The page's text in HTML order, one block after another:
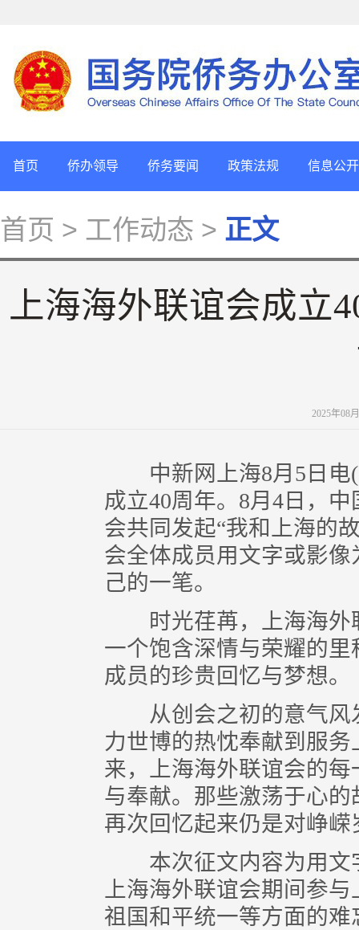
首页 侨办领导 侨务要闻 政策法规 信息公开
首页 > 工作动态 > 正文
上海海外联谊会成立
2025年08
中新网上海8月5日电(
成立40周年。8月4日，
会共同发起“我和上海的
会全体成员用文字或影
己的一笔。
时光荏苒，上海海外
一个饱含深情与荣耀的
成员的珍贵回忆与梦想。
从创会之初的意气风
力世博的热忱奉献到服
来，上海海外联谊会的
与奉献。那些激荡于心
再次回忆起来仍是对峥嵘
本次征文内容为用文
上海海外联谊会期间参
祖国和平统一等方面的